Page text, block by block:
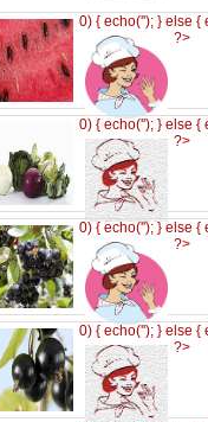
0) { echo(''); } else {
?>
0) { echo(''); } else {
?>
0) { echo(''); } else {
?>
0) { echo(''); } else {
?>